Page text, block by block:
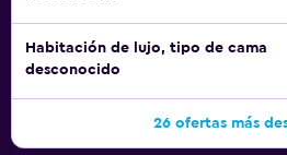
Habitación de lujo, tipo de cama
desconocido
26 ofertas más